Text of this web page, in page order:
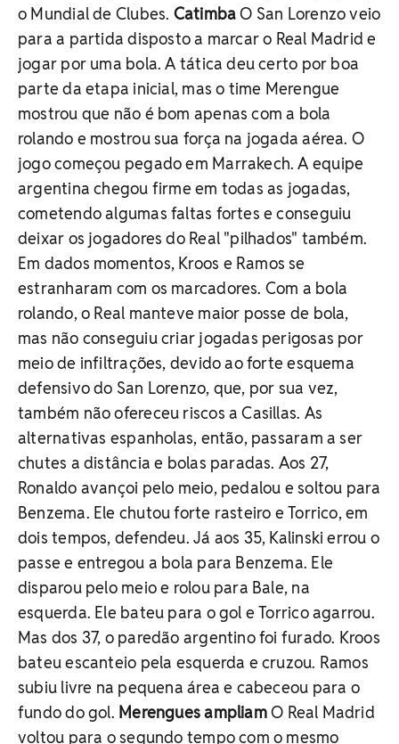
o Mundial de Clubes. CatimbaO San Lorenzo veio
para a partida disposto a marcar o Real Madrid e
jogar por uma bola. A tática deu certo por boa
parte da etapa inicial, mas o time Merengue
mostrou que não é bom apenas com a bola
rolando e mostrou sua força na jogada aérea. O
jogo começou pegado em Marrakech. A equipe
argentina chegou firme em todas as jogadas,
cometendo algumas faltas fortes e conseguiu
deixar os jogadores do Real "pilhados" também.
Em dados momentos, Kroos e Ramos se
estranharam com os marcadores. Com a bola
rolando, o Real manteve maior posse de bola,
mas não conseguiu criar jogadas perigosas por
meio de infiltrações, devido ao forte esquema
defensivo do San Lorenzo, que, por sua vez,
também não ofereceu riscos a Casillas. As
alternativas espanholas, então, passaram a ser
chutes a distância e bolas paradas. Aos 27,
Ronaldo avançoi pelo meio, pedalou e soltou para
Benzema. Ele chutou forte rasteiro e Torrico, em
dois tempos, defendeu. Já aos 35, Kalinski errou o
passe e entregou a bola para Benzema. Ele
disparou pelo meio e rolou para Bale, na
esquerda. Ele bateu para o gol e Torrico agarrou.
Mas dos 37, o paredão argentino foi furado. Kroos
bateu escanteio pela esquerda e cruzou. Ramos
subiu livre na pequena área e cabeceou para o
fundo do gol. Merengues ampliamO Real Madrid
voltou para o segundo tempo com o mesmo